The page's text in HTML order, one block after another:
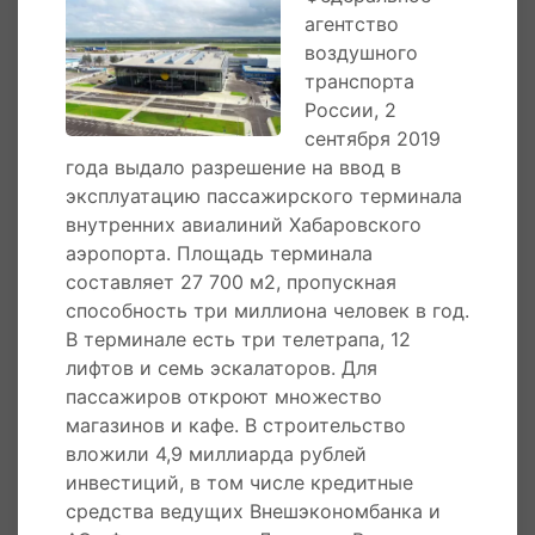
программы по комплексному развитию
аэропорта введен в эксплуатацию новый зал
вылета в международном терминале. В
результате увеличена зона ожидания, которая
способна комфортабельно разместить
пассажиров сразу нескольких рейсов,
обновлены инженерные коммуникации,
усовершенствована вентиляционная система.
28 октября 2011 годав аэропорту Хабаровск-
Новый состоялась торжественная церемония
открытия зала для транзитных пассажиров и
бизнес-зала. Оба зала находятся в правом
крыле комплекса внутренних авиалиний.
Бизнес-зал предназначен для создания
максимального комфорта и удобства. В зале
для транзитных пассажиров могут
разместиться до 350 человек.
агентство
воздушного
транспорта
России, 2
сентября 2019
года выдало разрешение на ввод в
эксплуатацию пассажирского терминала
внутренних авиалиний Хабаровского
аэропорта. Площадь терминала
составляет 27 700 м2, пропускная
способность три миллиона человек в год.
В терминале есть три телетрапа, 12
лифтов и семь эскалаторов. Для
пассажиров откроют множество
магазинов и кафе. В строительство
вложили 4,9 миллиарда рублей
инвестиций, в том числе кредитные
средства ведущих Внешэкономбанка и